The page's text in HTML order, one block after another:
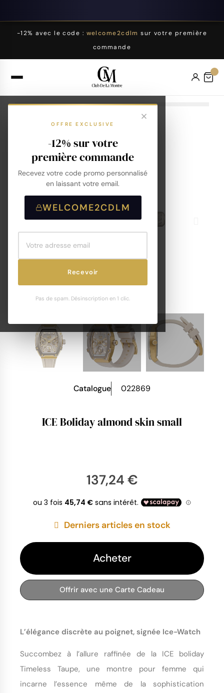
-12% avec le code : welcome2cdlm sur votre première
commande
OFFRE EXCLUSIVE
-12% sur votre
première commande
Recevez votre code promo personnalisé
en laissant votre email.
WELCOME2CDLM
Recevoir
Pas de spam. Désinscription en 1 clic.
Catalogue 022869
ICE Boliday almond skin small
137,24 €
Derniers articles en stock
Acheter
Offrir avec une Carte Cadeau
L’élégance discrète au poignet, signée Ice-Watch
Succombez à l’allure raffinée de la ICE boliday
Timeless Taupe, une montre pour femme qui
incarne l’essence même de la sophistication